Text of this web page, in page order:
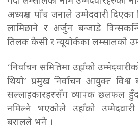
अध्यक्षमा पाँच जनाले उम्मेदवारी
लामिछाने र अर्जुन बन्जाडे
तिलक केसी र न्यूयोर्कका लम्सालको
‘निर्वाचन समितिमा उहाँको
थियो’ प्रमुख निर्वाचन आयुक्त
सल्लाहकारहरुसँग व्यापक छलफल
नमिल्ने भएकोले उहाँको
बरालले भने ।